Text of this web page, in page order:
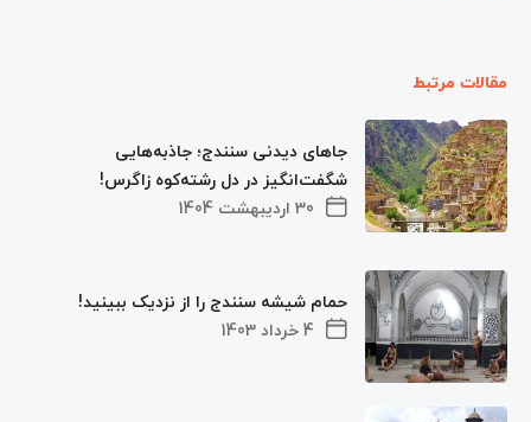
مقالات مرتبط
30 اردیبهشت 1404
جاهای دیدنی سنندج؛ جاذبه‌هایی
شگفت‌انگیز در دل رشته‌کوه زاگرس!
4 خرداد 1403
حمام شیشه سنندج را از نزدیک ببینید!